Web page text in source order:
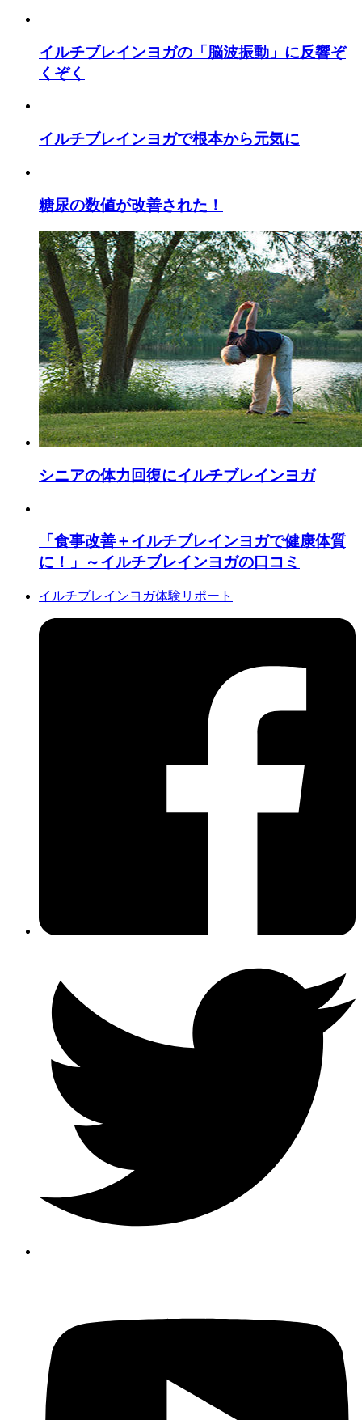
イルチブレインヨガの「脳波振動」に反響ぞ
くぞく
イルチブレインヨガで根本から元気に
糖尿の数値が改善された！
シニアの体力回復にイルチブレインヨガ
「食事改善＋イルチブレインヨガで健康体質
に！」～イルチブレインヨガの口コミ
イルチブレインヨガ体験リポート